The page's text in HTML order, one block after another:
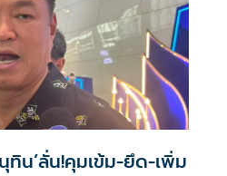
ทิน’ลั่น!คุมเข้ม-ยึด-เพิ่ม